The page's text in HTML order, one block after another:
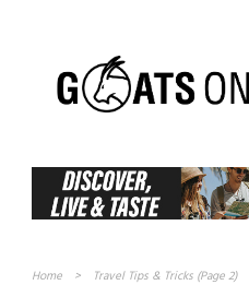
Home > Travel Tips & Tricks (Page 2)